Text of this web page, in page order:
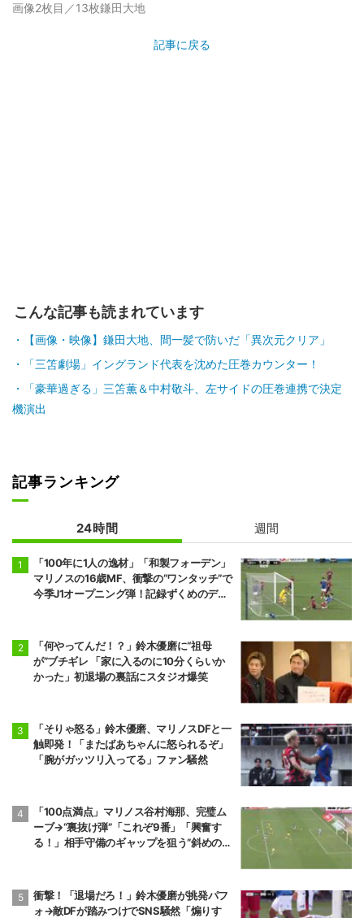
画像2枚目／13枚鎌田大地
記事に戻る
こんな記事も読まれています
【画像・映像】鎌田大地、間一髪で防いだ「異次元クリア」
「三笘劇場」イングランド代表を沈めた圧巻カウンター！
「豪華過ぎる」三笘薫＆中村敬斗、左サイドの圧巻連携で決定
機演出
記事ランキング
24時間 週間
「100年に1人の逸材」「和製フォーデン」
マリノスの16歳MF、衝撃の“ワンタッチ”で
今季J1オープニング弾！記録ずくめのデビ
「何やってんだ！？」鈴木優磨に“祖母
が”ブチギレ 「家に入るのに10分くらいか
かった」初退場の裏話にスタジオ爆笑
「そりゃ怒る」鈴木優磨、マリノスDFと一
触即発！「またばあちゃんに怒られるぞ」
「腕がガッツリ入ってる」ファン騒然
「100点満点」マリノス谷村海那、完璧ム
ーブ→“裏抜け弾”「これぞ9番」「興奮す
る！」相手守備のギャップを狙う”斜めの抜
衝撃！「退場だろ！」鈴木優磨が挑発パフ
ォ→敵DFが踏みつけでSNS騒然「煽りす